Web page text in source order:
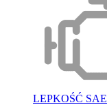
LEPKOŚĆ SAE